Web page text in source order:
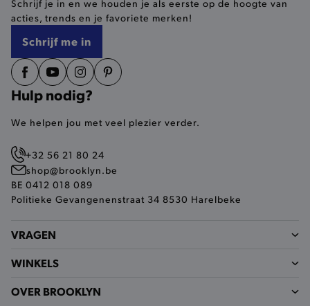
Schrijf je in en we houden je als eerste op de hoogte van
acties, trends en je favoriete merken!
Schrijf me in
Hulp nodig?
We helpen jou met veel plezier verder.
+32 56 21 80 24
shop@brooklyn.be
BE 0412 018 089
Politieke Gevangenenstraat 34 8530 Harelbeke
VRAGEN
WINKELS
OVER BROOKLYN
selected-val
pickupStoreVal